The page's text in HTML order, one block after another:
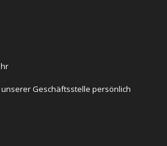
Geschäftsstelle persönlich